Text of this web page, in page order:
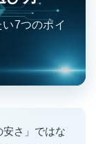
7つのポイ
さ」ではな